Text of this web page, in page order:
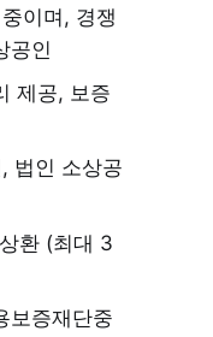
이며, 경쟁
공인
제공, 보증
법인 소상공
환 (최대 3
보증재단중